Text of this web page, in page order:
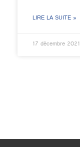
LIRE LA SUITE »
17 décembre 2021